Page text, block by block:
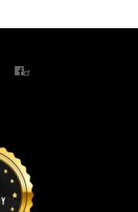
facebook